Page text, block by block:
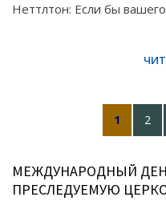
Неттлтон: Если бы
pagination
PAGE
1 PAGE
2
МЕЖДУНАРОДНЫЙ
ПРЕСЛЕДУЕМУЮ